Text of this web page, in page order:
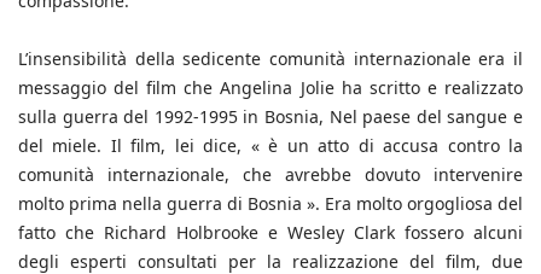
L’insensibilità della sedicente comunità internazionale era il
messaggio del film che Angelina Jolie ha scritto e realizzato
sulla guerra del 1992-1995 in Bosnia, Nel paese del sangue e
del miele. Il film, lei dice, « è un atto di accusa contro la
comunità internazionale, che avrebbe dovuto intervenire
molto prima nella guerra di Bosnia ». Era molto orgogliosa del
fatto che Richard Holbrooke e Wesley Clark fossero alcuni
degli esperti consultati per la realizzazione del film, due